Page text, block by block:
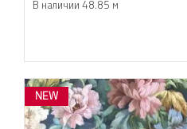
В наличии 48.85 м
NEW